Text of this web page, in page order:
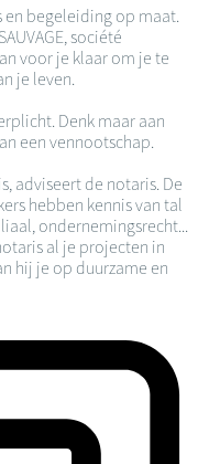
en begeleiding op maat.
société
voor je klaar om je te
je leven.
Denk maar aan
een vennootschap.
adviseert de notaris. De
hebben kennis van tal
ondernemingsrecht...
al je projecten in
hij je op duurzame en